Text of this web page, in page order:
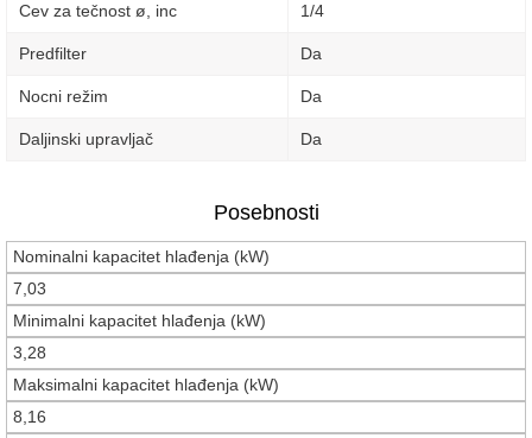
Cev za tečnost ø, inc 1/4
Predfilter Da
Nocni režim Da
Daljinski upravljač Da
Posebnosti
Nominalni kapacitet hlađenja (kW)
7,03
Minimalni kapacitet hlađenja (kW)
3,28
Maksimalni kapacitet hlađenja (kW)
8,16